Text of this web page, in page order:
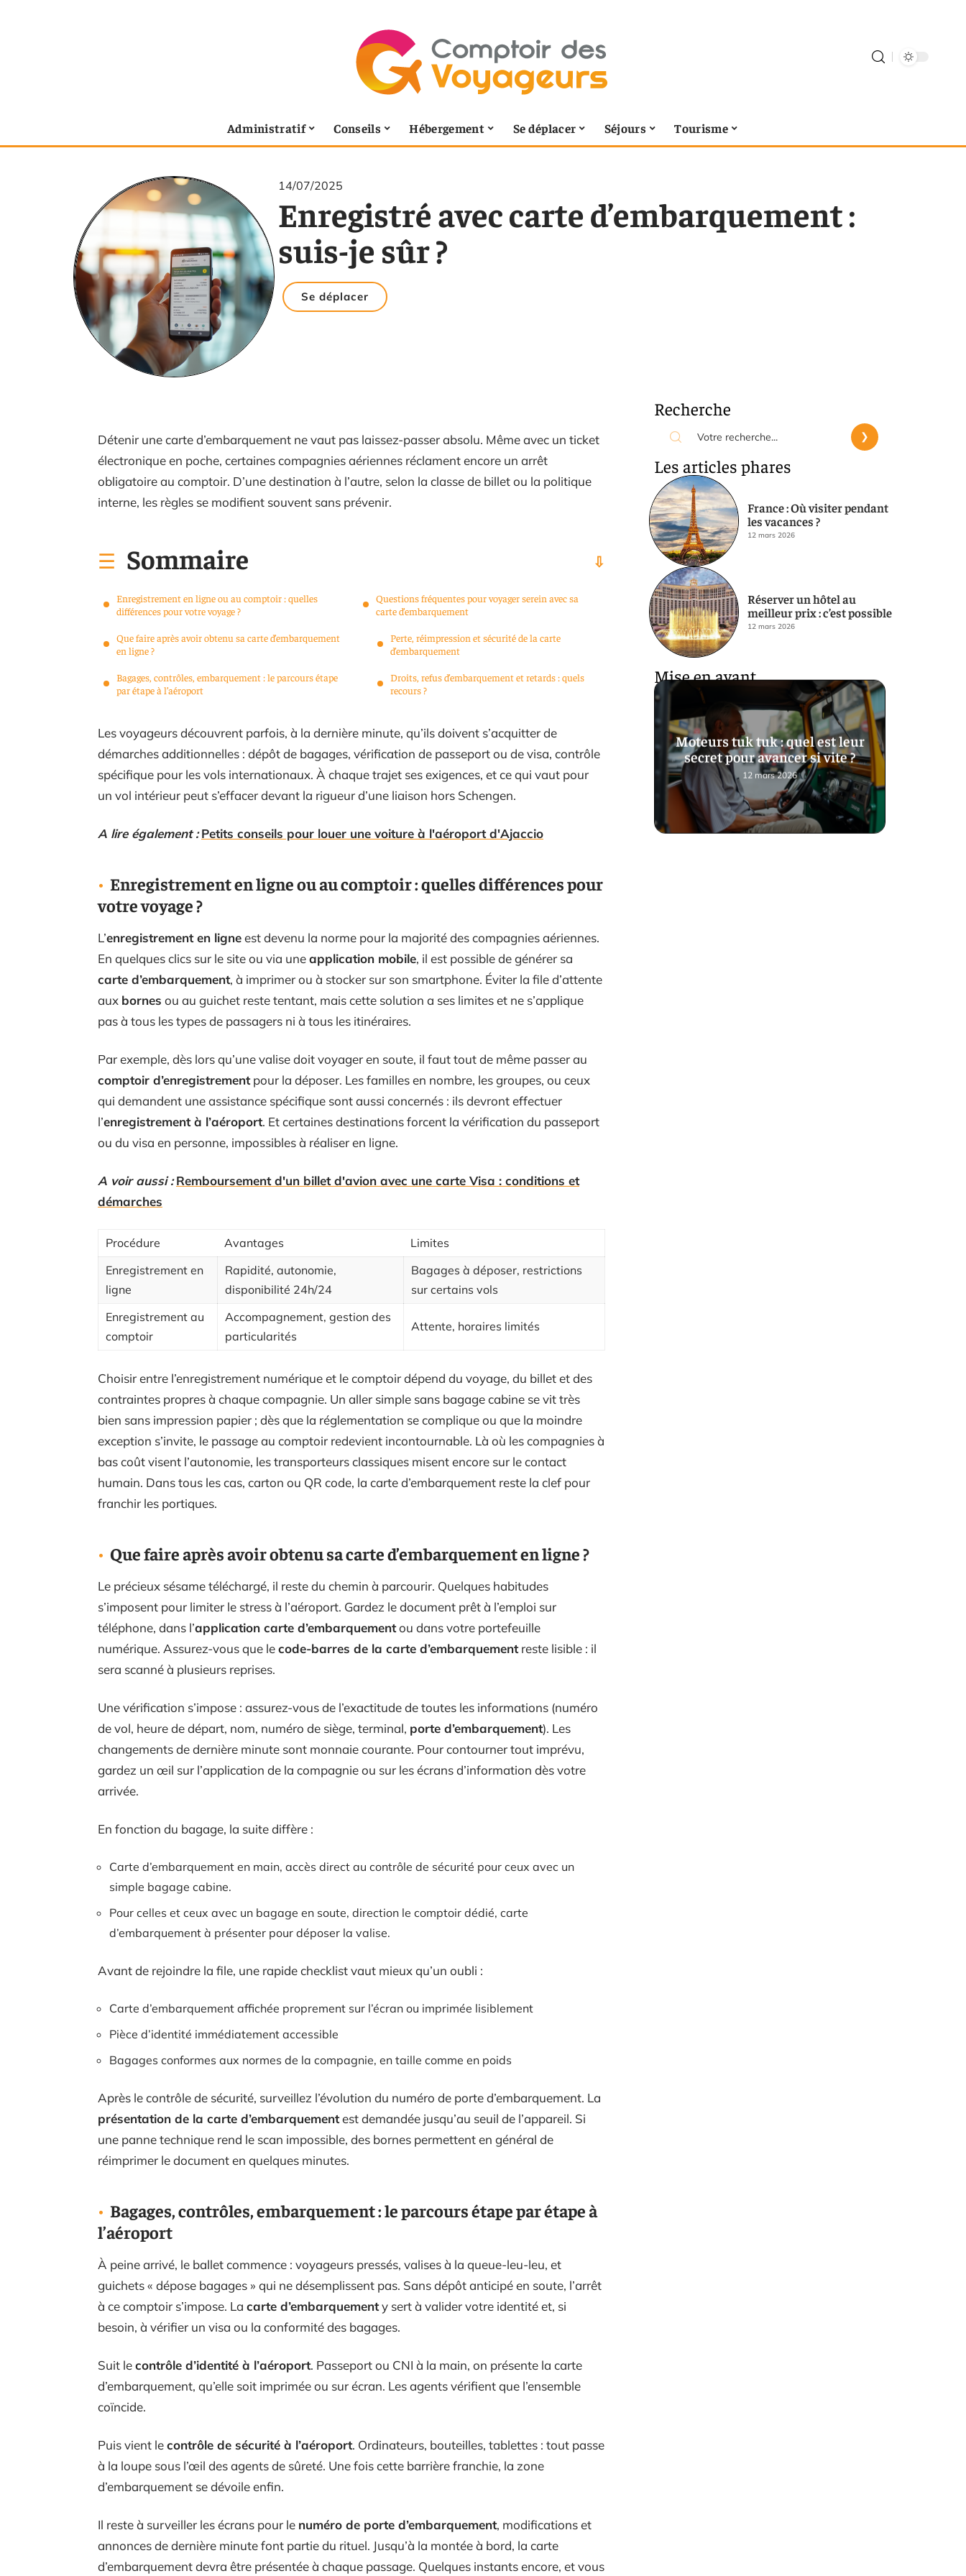
Administratif Conseils Hébergement Se déplacer Séjours Tourisme
14/07/2025
Enregistré avec carte d’embarquement :
suis-je sûr ?
Se déplacer
Détenir une carte d’embarquement ne vaut pas laissez-passer absolu. Même avec un ticket
électronique en poche, certaines compagnies aériennes réclament encore un arrêt
obligatoire au comptoir. D’une destination à l’autre, selon la classe de billet ou la politique
interne, les règles se modifient souvent sans prévenir.
Sommaire
Enregistrement en ligne ou au comptoir : quelles
différences pour votre voyage ?
Que faire après avoir obtenu sa carte d’embarquement
en ligne ?
Bagages, contrôles, embarquement : le parcours étape
par étape à l’aéroport
Questions fréquentes pour voyager serein avec sa
carte d’embarquement
Perte, réimpression et sécurité de la carte
d’embarquement
Droits, refus d’embarquement et retards : quels
recours ?
Les voyageurs découvrent parfois, à la dernière minute, qu’ils doivent s’acquitter de
démarches additionnelles : dépôt de bagages, vérification de passeport ou de visa, contrôle
spécifique pour les vols internationaux. À chaque trajet ses exigences, et ce qui vaut pour
un vol intérieur peut s’effacer devant la rigueur d’une liaison hors Schengen.
A lire également : Petits conseils pour louer une voiture à l'aéroport d'Ajaccio
Enregistrement en ligne ou au comptoir : quelles différences pour
votre voyage ?
L’enregistrement en ligneest devenu la norme pour la majorité des compagnies aériennes.
En quelques clics sur le site ou via uneapplication mobile, il est possible de générer sa
carte d’embarquement, à imprimer ou à stocker sur son smartphone. Éviter la file d’attente
aux bornes ou au guichet reste tentant, mais cette solution a ses limites et ne s’applique
pas à tous les types de passagers ni à tous les itinéraires.
Par exemple, dès lors qu’une valise doit voyager en soute, il faut tout de même passer au
comptoir d’enregistrementpour la déposer. Les familles en nombre, les groupes, ou ceux
qui demandent une assistance spécifique sont aussi concernés : ils devront effectuer
l’enregistrement à l’aéroport. Et certaines destinations forcent la vérification du passeport
ou du visa en personne, impossibles à réaliser en ligne.
A voir aussi : Remboursement d'un billet d'avion avec une carte Visa : conditions et
démarches
Procédure Avantages
Limites
Enregistrement en
ligne
Rapidité, autonomie,
disponibilité 24h/24
Bagages à déposer, restrictions
sur certains vols
Enregistrement au
comptoir
Accompagnement, gestion des
particularités
Attente, horaires limités
Choisir entre l’enregistrement numérique et le comptoir dépend du voyage, du billet et des
contraintes propres à chaque compagnie. Un aller simple sans bagage cabine se vit très
bien sans impression papier ; dès que la réglementation se complique ou que la moindre
exception s’invite, le passage au comptoir redevient incontournable. Là où les compagnies à
bas coût visent l’autonomie, les transporteurs classiques misent encore sur le contact
humain. Dans tous les cas, carton ou QR code, la carte d’embarquement reste la clef pour
franchir les portiques.
Que faire après avoir obtenu sa carte d’embarquement en ligne ?
Le précieux sésame téléchargé, il reste du chemin à parcourir. Quelques habitudes
s’imposent pour limiter le stress à l’aéroport. Gardez le document prêt à l’emploi sur
téléphone, dans l’application carte d’embarquementou dans votre portefeuille
numérique. Assurez-vous que lecode-barres de la carte d’embarquementreste lisible : il
sera scanné à plusieurs reprises.
Une vérification s’impose : assurez-vous de l’exactitude de toutes les informations (numéro
de vol, heure de départ, nom, numéro de siège, terminal, porte d’embarquement). Les
changements de dernière minute sont monnaie courante. Pour contourner tout imprévu,
gardez un œil sur l’application de la compagnie ou sur les écrans d’information dès votre
arrivée.
En fonction du bagage, la suite diffère :
Carte d’embarquement en main, accès direct au contrôle de sécurité pour ceux avec un
simple bagage cabine.
Pour celles et ceux avec un bagage en soute, direction le comptoir dédié, carte
d’embarquement à présenter pour déposer la valise.
Avant de rejoindre la file, une rapide checklist vaut mieux qu’un oubli :
Carte d’embarquement affichée proprement sur l’écran ou imprimée lisiblement
Pièce d’identité immédiatement accessible
Bagages conformes aux normes de la compagnie, en taille comme en poids
Après le contrôle de sécurité, surveillez l’évolution du numéro de porte d’embarquement. La
présentation de la carte d’embarquementest demandée jusqu’au seuil de l’appareil. Si
une panne technique rend le scan impossible, des bornes permettent en général de
réimprimer le document en quelques minutes.
Bagages, contrôles, embarquement : le parcours étape par étape à
l’aéroport
À peine arrivé, le ballet commence : voyageurs pressés, valises à la queue-leu-leu, et
guichets « dépose bagages » qui ne désemplissent pas. Sans dépôt anticipé en soute, l’arrêt
à ce comptoir s’impose. La carte d’embarquementy sert à valider votre identité et, si
besoin, à vérifier un visa ou la conformité des bagages.
Suit lecontrôle d’identité à l’aéroport. Passeport ou CNI à la main, on présente la carte
d’embarquement, qu’elle soit imprimée ou sur écran. Les agents vérifient que l’ensemble
coïncide.
Puis vient lecontrôle de sécurité à l’aéroport. Ordinateurs, bouteilles, tablettes : tout passe
à la loupe sous l’œil des agents de sûreté. Une fois cette barrière franchie, la zone
d’embarquement se dévoile enfin.
Il reste à surveiller les écrans pour le numéro de porte d’embarquement, modifications et
annonces de dernière minute font partie du rituel. Jusqu’à la montée à bord, la carte
d’embarquement devra être présentée à chaque passage. Quelques instants encore, et vous
Recherche
Les articles phares
France : Où visiter pendant
les vacances ?
12 mars 2026
Réserver un hôtel au
meilleur prix : c’est possible
12 mars 2026
Mise en avant
Moteurs tuk tuk : quel est leur
secret pour avancer si vite ?
12 mars 2026